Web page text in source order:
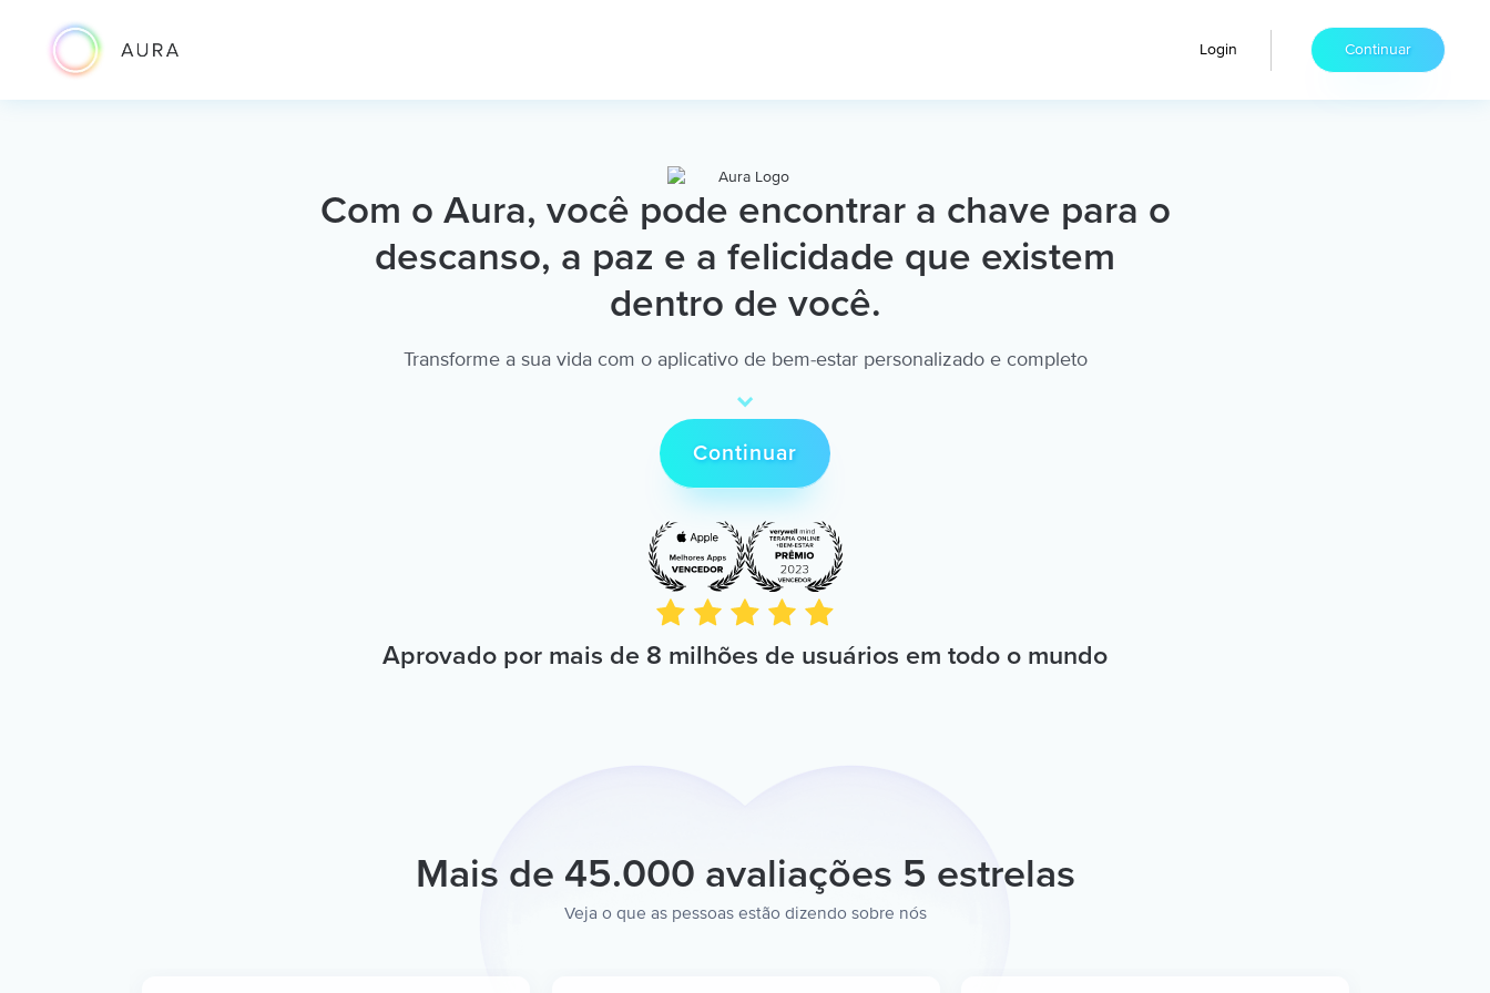
Login Continuar
Com o Aura, você pode encontrar a chave para o
descanso, a paz e a felicidade que existem
dentro de você.
Transforme a sua vida com o aplicativo de bem-estar personalizado e completo
Continuar
Aprovado por mais de 8 milhões de usuários em todo o mundo
Mais de 45.000 avaliações 5 estrelas
Veja o que as pessoas estão dizendo sobre nós